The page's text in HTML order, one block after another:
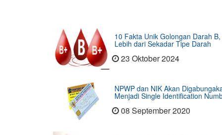
10 Fakta Unik Golongan Darah B,
Lebih dari Sekadar Tipe Darah
23 Oktober 2024
NPWP dan NIK Akan
Menjadi Single Identification
08 September 2020